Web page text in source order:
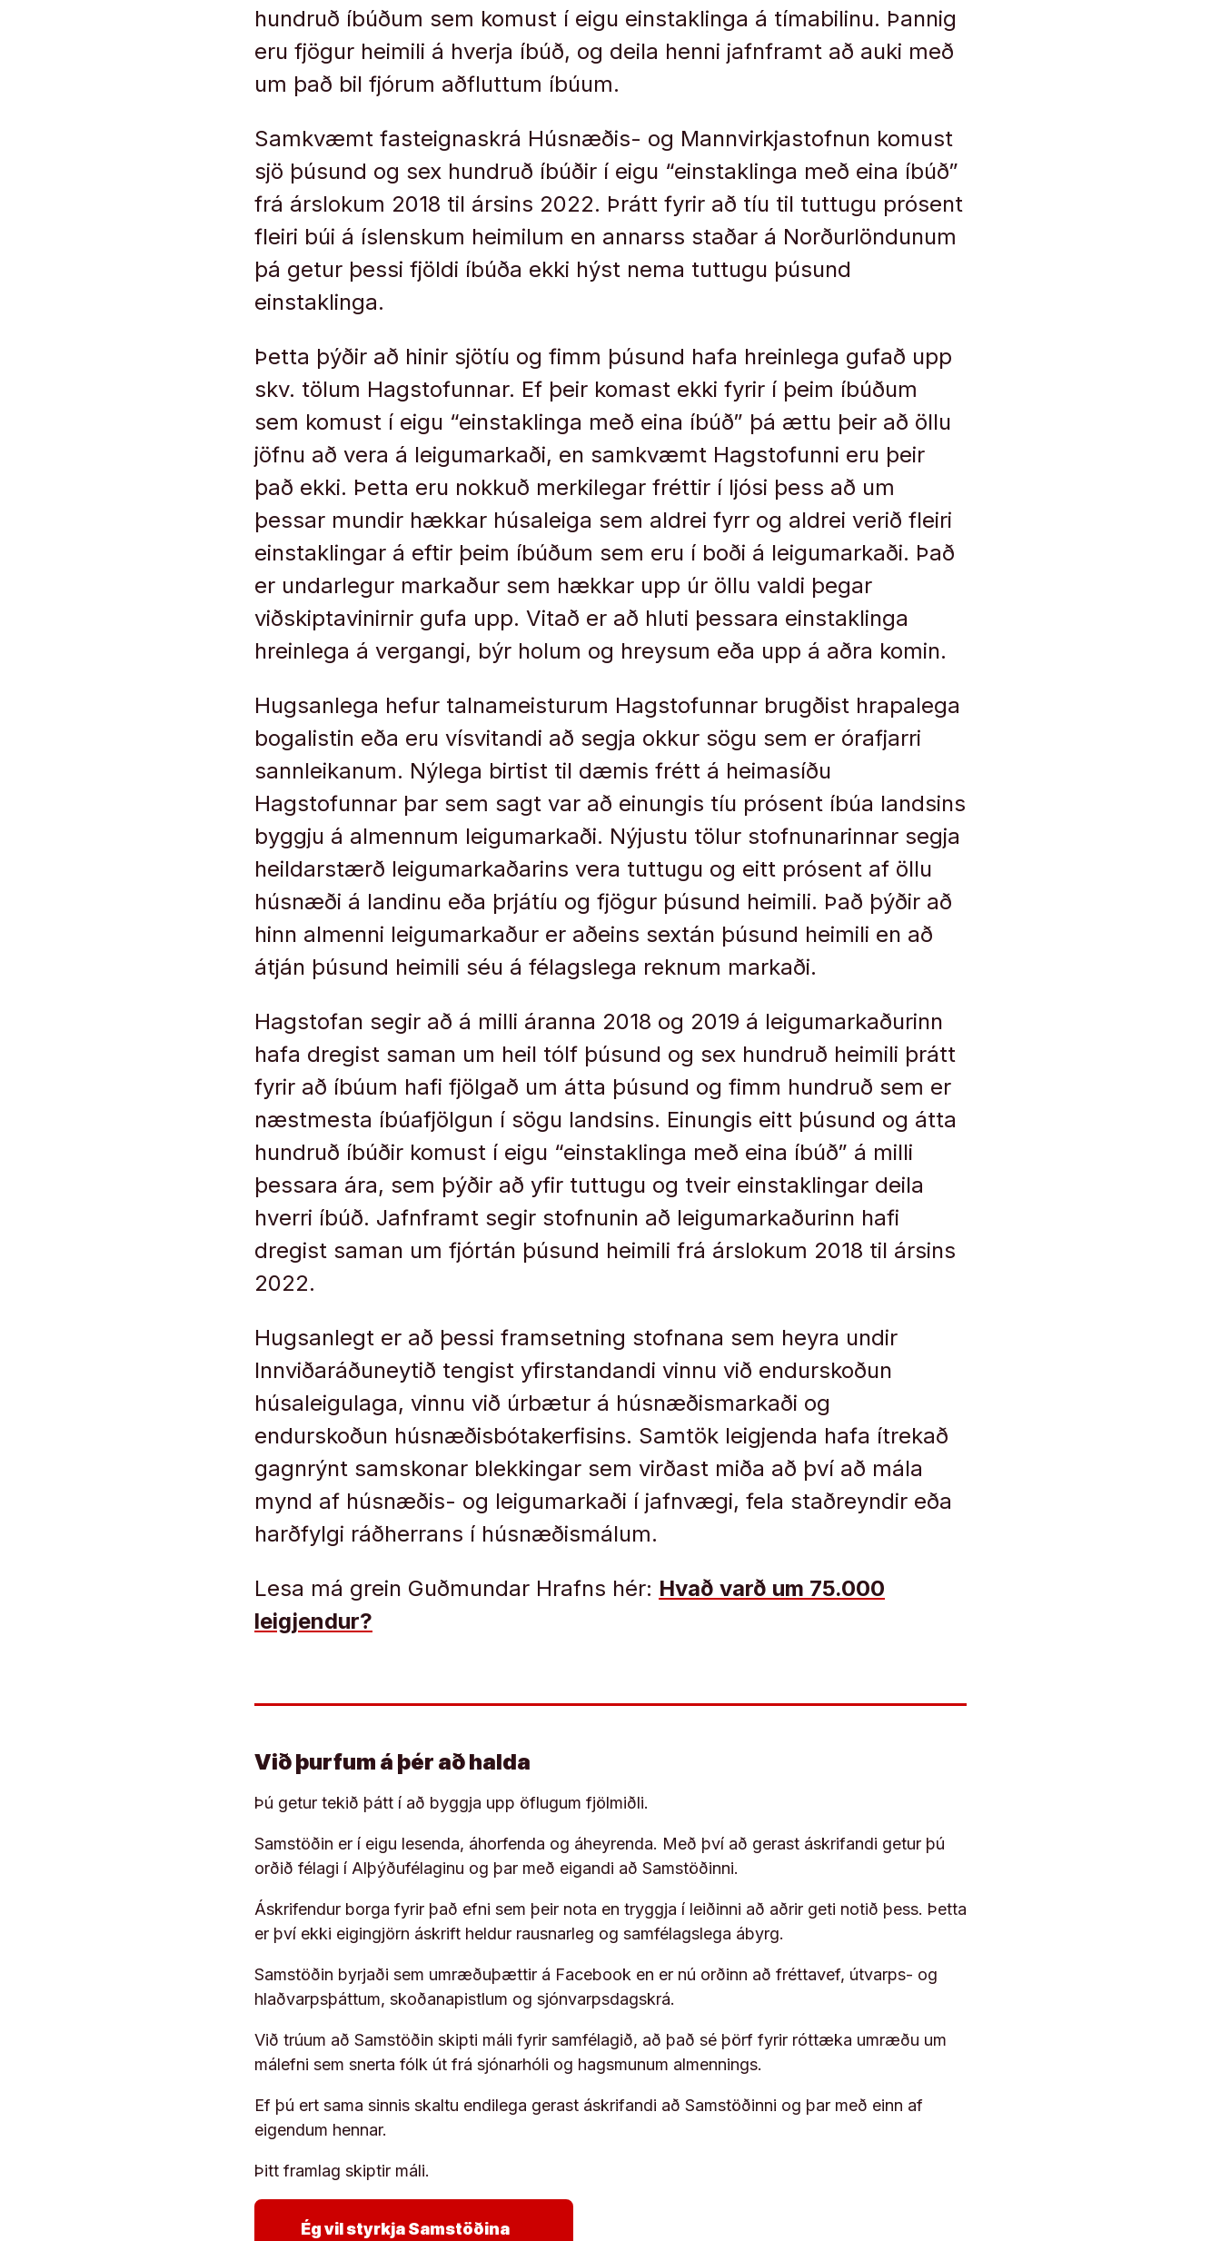
hundruð íbúðum sem komust í eigu einstaklinga á tímabilinu. Þannig
eru fjögur heimili á hverja íbúð, og deila henni jafnframt að auki með
um það bil fjórum aðfluttum íbúum.
Samkvæmt fasteignaskrá Húsnæðis- og Mannvirkjastofnun komust
sjö þúsund og sex hundruð íbúðir í eigu “einstaklinga með eina íbúð”
frá árslokum 2018 til ársins 2022. Þrátt fyrir að tíu til tuttugu prósent
fleiri búi á íslenskum heimilum en annarss staðar á Norðurlöndunum
þá getur þessi fjöldi íbúða ekki hýst nema tuttugu þúsund
einstaklinga.
Þetta þýðir að hinir sjötíu og fimm þúsund hafa hreinlega gufað upp
skv. tölum Hagstofunnar. Ef þeir komast ekki fyrir í þeim íbúðum
sem komust í eigu “einstaklinga með eina íbúð” þá ættu þeir að öllu
jöfnu að vera á leigumarkaði, en samkvæmt Hagstofunni eru þeir
það ekki. Þetta eru nokkuð merkilegar fréttir í ljósi þess að um
þessar mundir hækkar húsaleiga sem aldrei fyrr og aldrei verið fleiri
einstaklingar á eftir þeim íbúðum sem eru í boði á leigumarkaði. Það
er undarlegur markaður sem hækkar upp úr öllu valdi þegar
viðskiptavinirnir gufa upp. Vitað er að hluti þessara einstaklinga
hreinlega á vergangi, býr holum og hreysum eða upp á aðra komin.
Hugsanlega hefur talnameisturum Hagstofunnar brugðist hrapalega
bogalistin eða eru vísvitandi að segja okkur sögu sem er órafjarri
sannleikanum. Nýlega birtist til dæmis frétt á heimasíðu
Hagstofunnar þar sem sagt var að einungis tíu prósent íbúa landsins
byggju á almennum leigumarkaði. Nýjustu tölur stofnunarinnar segja
heildarstærð leigumarkaðarins vera tuttugu og eitt prósent af öllu
húsnæði á landinu eða þrjátíu og fjögur þúsund heimili. Það þýðir að
hinn almenni leigumarkaður er aðeins sextán þúsund heimili en að
átján þúsund heimili séu á félagslega reknum markaði.
Hagstofan segir að á milli áranna 2018 og 2019 á leigumarkaðurinn
hafa dregist saman um heil tólf þúsund og sex hundruð heimili þrátt
fyrir að íbúum hafi fjölgað um átta þúsund og fimm hundruð sem er
næstmesta íbúafjölgun í sögu landsins. Einungis eitt þúsund og átta
hundruð íbúðir komust í eigu “einstaklinga með eina íbúð” á milli
þessara ára, sem þýðir að yfir tuttugu og tveir einstaklingar deila
hverri íbúð. Jafnframt segir stofnunin að leigumarkaðurinn hafi
dregist saman um fjórtán þúsund heimili frá árslokum 2018 til ársins
2022.
Hugsanlegt er að þessi framsetning stofnana sem heyra undir
Innviðaráðuneytið tengist yfirstandandi vinnu við endurskoðun
húsaleigulaga, vinnu við úrbætur á húsnæðismarkaði og
endurskoðun húsnæðisbótakerfisins. Samtök leigjenda hafa ítrekað
gagnrýnt samskonar blekkingar sem virðast miða að því að mála
mynd af húsnæðis- og leigumarkaði í jafnvægi, fela staðreyndir eða
harðfylgi ráðherrans í húsnæðismálum.
Lesa má grein Guðmundar Hrafns hér: Hvað varð um 75.000
leigjendur?
Við þurfum á þér að halda
Þú getur tekið þátt í að byggja upp öflugum fjölmiðli.
Samstöðin er í eigu lesenda, áhorfenda og áheyrenda. Með því að gerast áskrifandi getur þú
orðið félagi í Alþýðufélaginu og þar með eigandi að Samstöðinni.
Áskrifendur borga fyrir það efni sem þeir nota en tryggja í leiðinni að aðrir geti notið þess. Þetta
er því ekki eigingjörn áskrift heldur rausnarleg og samfélagslega ábyrg.
Samstöðin byrjaði sem umræðuþættir á Facebook en er nú orðinn að fréttavef, útvarps- og
hlaðvarpsþáttum, skoðanapistlum og sjónvarpsdagskrá.
Við trúum að Samstöðin skipti máli fyrir samfélagið, að það sé þörf fyrir róttæka umræðu um
málefni sem snerta fólk út frá sjónarhóli og hagsmunum almennings.
Ef þú ert sama sinnis skaltu endilega gerast áskrifandi að Samstöðinni og þar með einn af
eigendum hennar.
Þitt framlag skiptir máli.
Ég vil styrkja Samstöðina